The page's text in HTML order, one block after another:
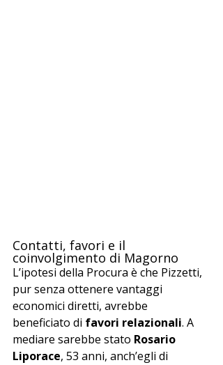
Contatti, favori e il
coinvolgimento di Magorno
L’ipotesi della Procura è che Pizzetti,
pur senza ottenere vantaggi
economici diretti, avrebbe
beneficiato di favori relazionali. A
mediare sarebbe stato Rosario
Liporace, 53 anni, anch’egli di